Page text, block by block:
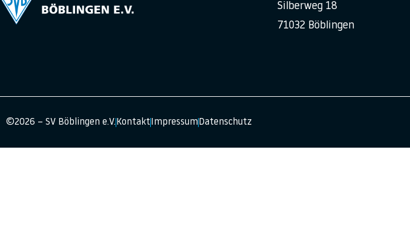
Silberweg 18
71032 Böblingen
©2026 – SV Böblingen e.V.KontaktImpressumDatenschutz